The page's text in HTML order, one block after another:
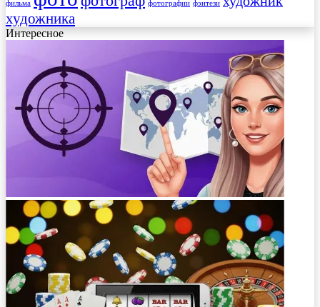
фильма фотографии фэнтези
художника
Интересное